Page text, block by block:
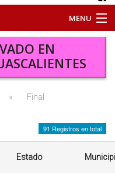
MENU
EN
» Final
91 Registros en total
Estado